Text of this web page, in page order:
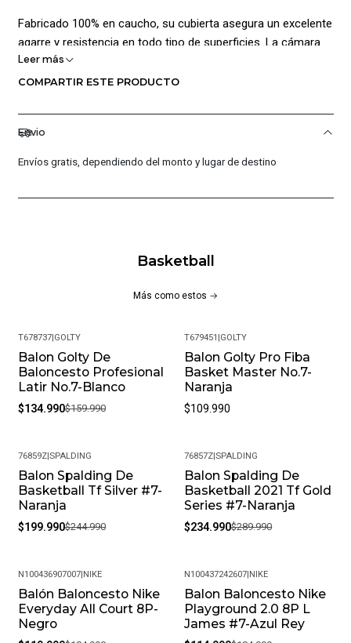
Fabricado 100% en caucho, su cubierta asegura un excelente
agarre y resistencia en todo tipo de superficies. La cámara
interna de caucho permite un rebote controlado y una mayor
retención de aire, mientras que la válvula de caucho
el balón en óptimas condiciones durante más tiempo.
juveniles y adultos que buscan un balón con medidas
Cubierta: 100% caucho.
¡Cuidados del Balon:!
Para cuidar un balón de baloncesto, úsalo en superficies
adecuadas, límpialo regularmente, almacénalo en un lugar
condiciones extremas. Revisa el balón periódicamente para
detectar desgaste y asegúrate de no exponerlo al sol o la
humedad.
¡Ventajas de Comprar en Pacific Sport Colombia!:
vendemos productos originales, garantizando la
autenticidad y calidad de cada par de tenis.
Distribuidores Autorizados: Somos distribuidores
autorizados de la marca, lo que nos permite ofrecerte
Leer más
COMPARTIR ESTE PRODUCTO
Envio
Envíos gratis, dependiendo del monto y lugar de destino
Basketball
Más como estos
-16%
T678737|GOLTY
Balon Golty De
Baloncesto Profesional
Latir No.7-Blanco
$134.990$159.990
T679451 |GOLTY
Balon Golty Pro Fiba
Basket Master No.7-
Naranja
$109.990
-18%
76859Z|SPALDING
Balon Spalding De
Basketball Tf Silver #7-
Naranja
$199.990$244.990
-19%
76857Z|SPALDING
Balon Spalding De
Basketball 2021 Tf Gold
Series #7-Naranja
$234.990$289.990
-35%
N100436907007|NIKE
Balón Baloncesto Nike
Everyday All Court 8P-
Negro
-38%
N100437242607|NIKE
Balon Baloncesto Nike
Playground 2.0 8P L
James #7-Azul Rey